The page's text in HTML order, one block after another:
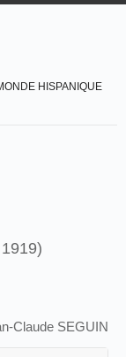
HISPANIQUE
Claude SEGUIN